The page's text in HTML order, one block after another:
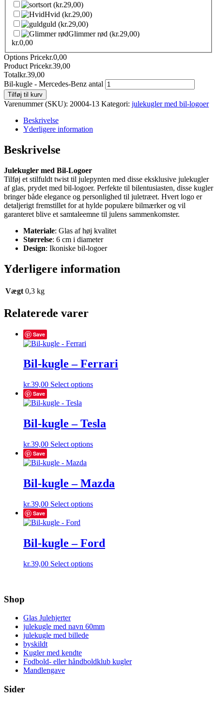
sort (kr.29,00)
Hvid (kr.29,00)
guld (kr.29,00)
Glimmer rød (kr.29,00)
kr.0,00
Options Pricekr.0,00
Product Pricekr.39,00
Totalkr.39,00
Bil-kugle - Mercedes-Benz antal
Tilføj til kurv
Varenummer (SKU): 20004-13 Kategori: julekugler med bil-logoer
Beskrivelse
Yderligere information
Beskrivelse
Julekugler med Bil-Logoer
Tilføj et stilfuldt twist til julepynten med disse eksklusive julekugler
af glas, prydet med bil-logoer. Perfekte til bilentusiasten, disse kugler
bringer både elegance og personlighed til juletræet. Hvert logo er
detaljerigt fremstillet for at hylde populære bilmærker og vil
garanteret blive et samtaleemne til julens sammenkomster.
Materiale: Glas af høj kvalitet
Størrelse: 6 cm i diameter
Design: Ikoniske bil-logoer
Yderligere information
Vægt 0,3 kg
Relaterede varer
Save
Bil-kugle – Ferrari
kr.39,00 Select options
Save
Bil-kugle – Tesla
kr.39,00 Select options
Save
Bil-kugle – Mazda
kr.39,00 Select options
Save
Bil-kugle – Ford
kr.39,00 Select options
Shop
Glas Julehjerter
julekugle med navn 60mm
julekugle med billede
byskildt
Kugler med kendte
Fodbold- eller håndboldklub kugler
Mandlengave
Sider